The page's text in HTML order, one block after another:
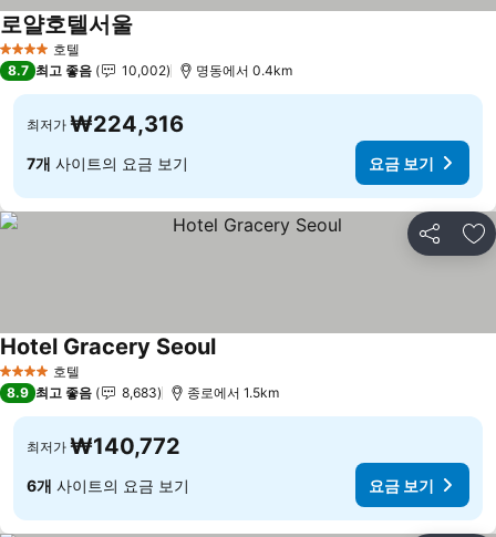
4 성급 호텔
로얄호텔서울
8.7 최고 좋음 10,002 명동에서 0.4km
최저가 ₩224,316
7개 사이트의 요금 보기 요금 보기
공유 즐
4 성급 호텔
Hotel Gracery Seoul요금 보기
8.9 최고 좋음 8,683 종로에서 1.5km
최저가 ₩140,772
6개 사이트의 요금 보기 요금 보기